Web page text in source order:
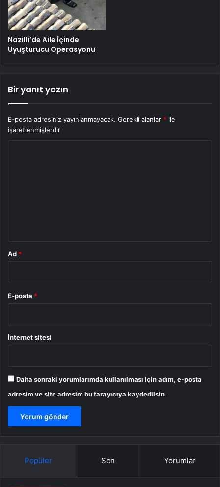
Nazilli’de Aile İçinde
Uyuşturucu Operasyonu
Bir yanıt yazın
E-posta adresiniz yayınlanmayacak. Gerekli alanlar * ile
işaretlenmişlerdir
Ad *
E-posta *
İnternet sitesi
Daha sonraki yorumlarımda kullanılması için adım, e-posta
adresim ve site adresim bu tarayıcıya kaydedilsin.
Popüler Son Yorumlar